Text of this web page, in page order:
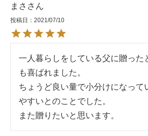
まさ
投稿日 2021/07/10
一人暮らしをしている父に贈った
も喜ばれました。
ちょうど良い量で小分けになって
やすいとのことでした。
また贈りたいと思います。